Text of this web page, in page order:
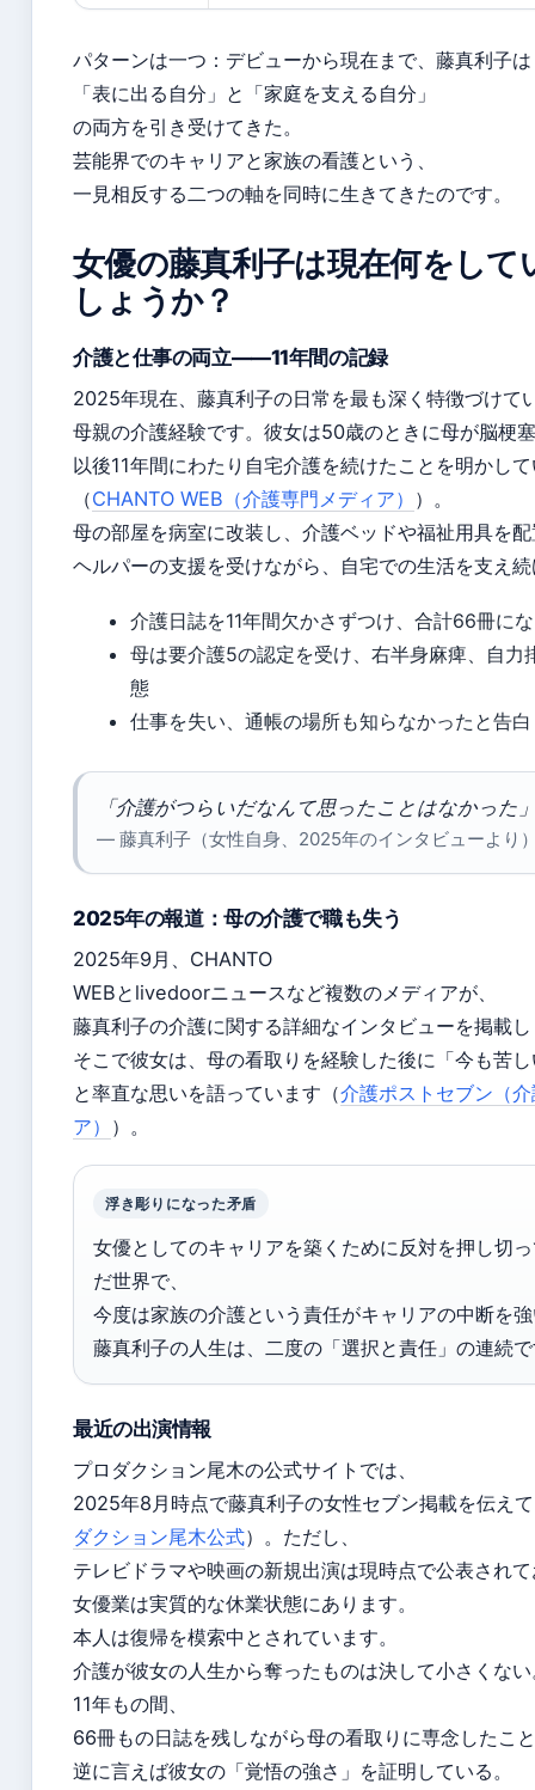
パターンは一つ：デビューから現在まで、藤真利子は
「表に出る自分」と「家庭を支える自分」
の両方を引き受けてきた。
芸能界でのキャリアと家族の看護という、
一見相反する二つの軸を同時に生きてきたのです。
女優の藤真利子は現在何をして
しょうか？
介護と仕事の両立——11年間の記録
2025年現在、藤真利子の日常を最も深く特徴づけて
母親の介護経験です。彼女は50歳のときに母が脳梗
以後11年間にわたり自宅介護を続けたことを明かし
（CHANTO WEB（介護専門メディア） ）。
母の部屋を病室に改装し、介護ベッドや福祉用具を
ヘルパーの支援を受けながら、自宅での生活を支え
介護日誌を11年間欠かさずつけ、合計66冊に
母は要介護5の認定を受け、右半身麻痺、自力
態
仕事を失い、通帳の場所も知らなかったと告白
「介護がつらいだなんて思ったことはなかった
— 藤真利子（女性自身、2025年のインタビューより
2025年の報道：母の介護で職も失う
2025年9月、CHANTO
WEBとlivedoorニュースなど複数のメディアが、
藤真利子の介護に関する詳細なインタビューを掲載
そこで彼女は、母の看取りを経験した後に「今も苦
と率直な思いを語っています（介護ポストセブン（
ア） ）。
浮き彫りになった矛盾
女優としてのキャリアを築くために反対を押し切
だ世界で、
今度は家族の介護という責任がキャリアの中断を
藤真利子の人生は、二度の「選択と責任」の連続
最近の出演情報
プロダクション尾木の公式サイトでは、
2025年8月時点で藤真利子の女性セブン掲載を伝え
ダクション尾木公式）。ただし、
テレビドラマや映画の新規出演は現時点で公表され
女優業は実質的な休業状態にあります。
本人は復帰を模索中とされています。
介護が彼女の人生から奪ったものは決して小さくな
11年もの間、
66冊もの日誌を残しながら母の看取りに専念したこ
逆に言えば彼女の「覚悟の強さ」を証明している。